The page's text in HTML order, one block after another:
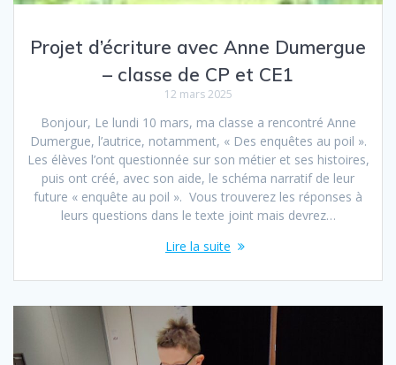
Projet d’écriture avec Anne Dumergue
– classe de CP et CE1
12 mars 2025
Bonjour, Le lundi 10 mars, ma classe a rencontré Anne
Dumergue, l’autrice, notamment, « Des enquêtes au poil ».
Les élèves l’ont questionnée sur son métier et ses histoires,
puis ont créé, avec son aide, le schéma narratif de leur
future « enquête au poil ». Vous trouverez les réponses à
leurs questions dans le texte joint mais devrez…
Lire la suite